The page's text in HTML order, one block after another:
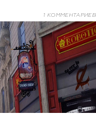
1 КОММЕНТАРИЕВ